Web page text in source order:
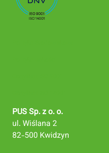
PUS Sp. z o. o.
ul. Wiślana 2
82-500 Kwidzyn